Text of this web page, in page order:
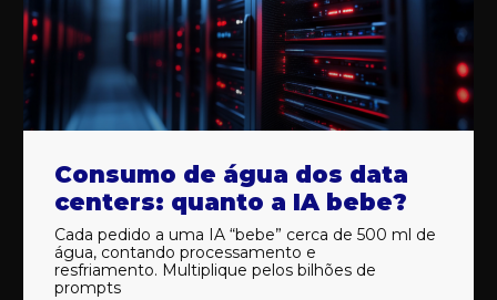
Consumo de água dos data
centers: quanto a IA bebe?
Cada pedido a uma IA “bebe” cerca de 500 ml de
água, contando processamento e
resfriamento. Multiplique pelos bilhões de
prompts